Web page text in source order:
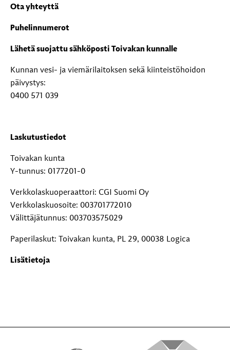
Ota yhteyttä
Puhelinnumerot
Lähetä suojattu sähköposti Toivakan kunnalle
Kunnan vesi- ja viemärilaitoksen sekä kiinteistöhoidon
päivystys:
0400 571 039
Laskutustiedot
Toivakan kunta
Y-tunnus: 0177201-0
Verkkolaskuoperaattori: CGI Suomi Oy
Verkkolaskuosoite: 003701772010
Välittäjätunnus: 003703575029
Paperilaskut: Toivakan kunta, PL 29, 00038 Logica
Lisätietoja